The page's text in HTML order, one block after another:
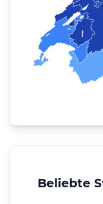
Beliebte